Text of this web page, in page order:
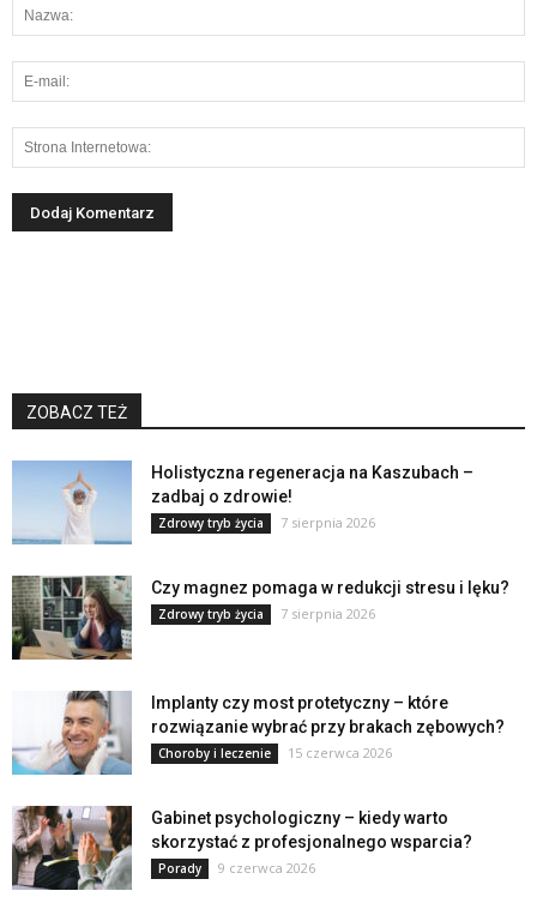
ZOBACZ TEŻ
Holistyczna regeneracja na Kaszubach –
zadbaj o zdrowie!
Zdrowy tryb życia 7 sierpnia 2026
Czy magnez pomaga w redukcji stresu i lęku?
Zdrowy tryb życia 7 sierpnia 2026
Implanty czy most protetyczny – które
rozwiązanie wybrać przy brakach zębowych?
Choroby i leczenie 15 czerwca 2026
Gabinet psychologiczny – kiedy warto
skorzystać z profesjonalnego wsparcia?
Porady 9 czerwca 2026